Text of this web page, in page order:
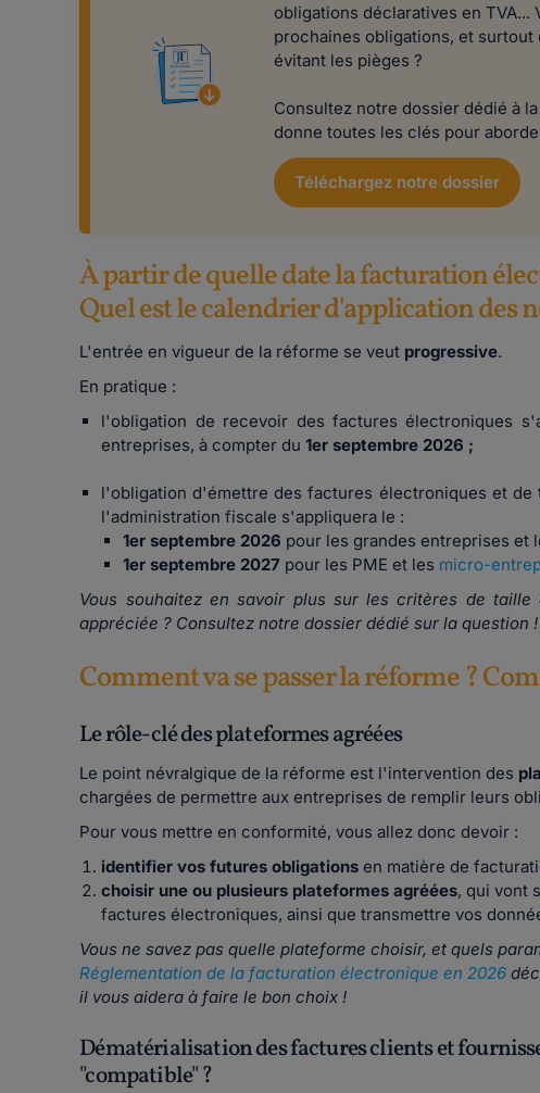
obligations déclaratives en
prochaines obligations, et
évitant les pièges ?
Consultez notre dossier dédié à
donne toutes les clés pour
Téléchargez notre dossier
À partir de quelle date la facturation
Quel est le calendrier d'application des
L'entrée en vigueur de la réforme se veut progressive.
En pratique :
l'obligation de recevoir des factures électroniques
entreprises, à compter du1er septembre 2026 ;
l'obligation d'émettre des factures électroniques et
l'administration fiscale s'appliquera le :
1er septembre 2026 pour les grandes entreprises et
1er septembre 2027 pour les PME et les micro-
Vous souhaitez en savoir plus sur les critères de
appréciée ? Consultez notre dossier dédié sur la question !
Comment va se passer la réforme ?
Le rôle-clé des plateformes agréées
Le point névralgique de la réforme est l'intervention des
chargées de permettre aux entreprises de remplir leurs
Pour vous mettre en conformité, vous allez donc devoir :
identifier vos futures obligations en matière de
choisir une ou plusieurs plateformes agréées, qui vont
factures électroniques, ainsi que transmettre vos
Vous ne savez pas quelle plateforme choisir, et quels
Réglementation de la facturation électronique en 2026
il vous aidera à faire le bon choix !
Dématérialisation des factures clients et
"compatible" ?